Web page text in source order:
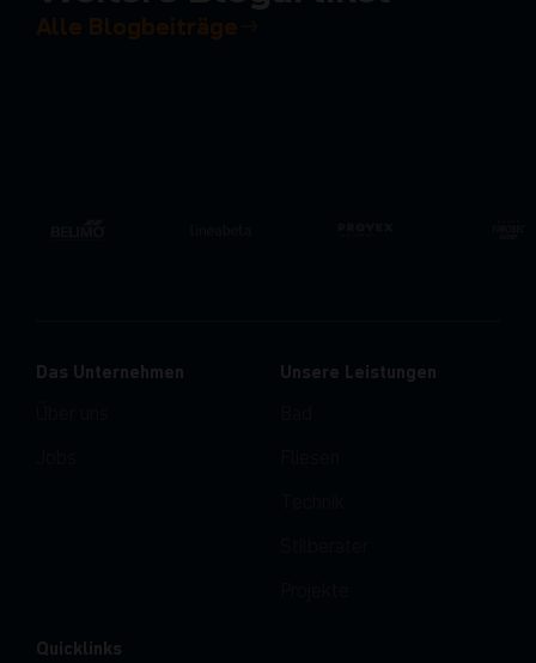
Alle Blogbeiträge
Das Unternehmen
Unsere Leistungen
Quicklinks